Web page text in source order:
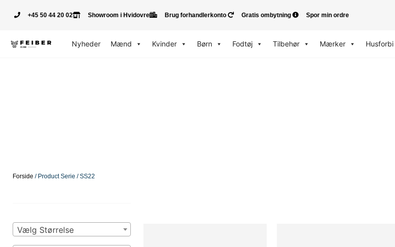
+45 50 44 20 02 Showroom i Hvidovre Brug forhandlerkonto Gratis ombytning Spor min ordre
Nyheder Mænd Kvinder Børn Fodtøj Tilbehør Mærker Husforbi
Forside / Product Serie / SS22
Vælg Størrelse